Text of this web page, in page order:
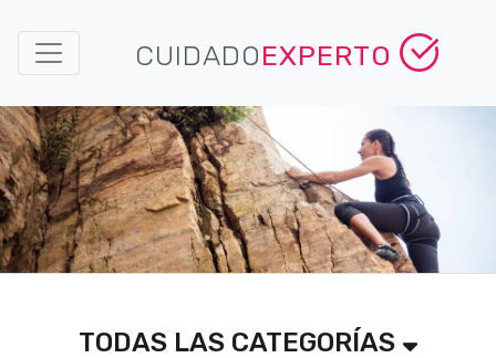
CUIDADOEXPERTO
TODAS LAS CATEGORÍAS